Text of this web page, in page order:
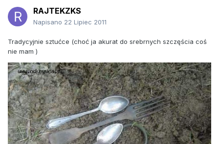
RAJTEKZKS
Napisano 22 Lipiec 2011
Tradycyjnie sztućce (choć ja akurat do srebrnych szczęścia coś
nie mam )